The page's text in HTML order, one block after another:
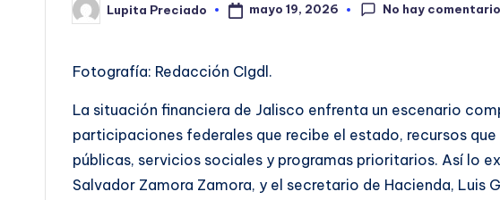
Publicado
por
Lupita Preciado mayo 19, 2026 No hay
Fotografía: Redacción CIgdl.
La situación financiera de Jalisco enfrenta un escenario
participaciones federales que recibe el estado, recursos
públicas, servicios sociales y programas prioritarios. Así lo
Salvador Zamora Zamora, y el secretario de Hacienda, Luis